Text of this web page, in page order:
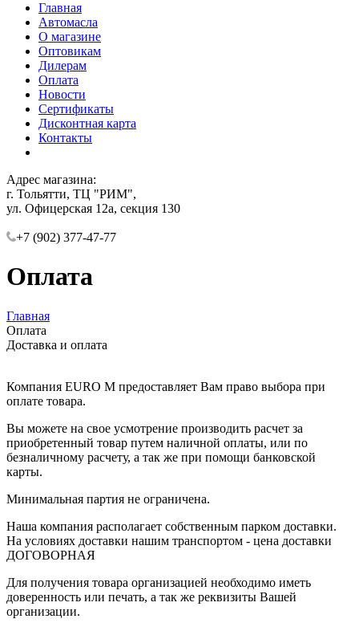
Главная
Автомасла
О магазине
Оптовикам
Дилерам
Оплата
Новости
Сертификаты
Дисконтная карта
Контакты
Адрес магазина:
г. Тольятти, ТЦ "РИМ",
ул. Офицерская 12а, секция 130
+7 (902) 377-47-77
Оплата
Главная
Оплата
Доставка и оплата
Компания EURO M предоставляет Вам право выбора при
оплате товара.
Вы можете на свое усмотрение производить расчет за
приобретенный товар путем наличной оплаты, или по
безналичному расчету, а так же при помощи банковской
карты.
Минимальная партия не ограничена.
Наша компания располагает собственным парком доставки.
На условиях доставки нашим транспортом - цена доставки
ДОГОВОРНАЯ
Для получения товара организацией необходимо иметь
доверенность или печать, а так же реквизиты Вашей
организации.